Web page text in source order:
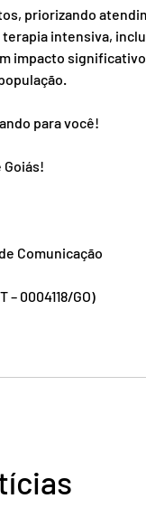
priorizando
intensiva,
impacto
para você!
Comunicação
0004118/GO)